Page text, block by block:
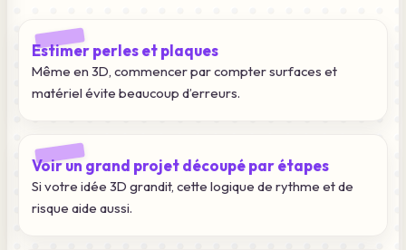
Estimer perles et plaques
Même en 3D, commencer par compter surfaces et
matériel évite beaucoup d’erreurs.
Voir un grand projet découpé par étapes
Si votre idée 3D grandit, cette logique de rythme et de
risque aide aussi.